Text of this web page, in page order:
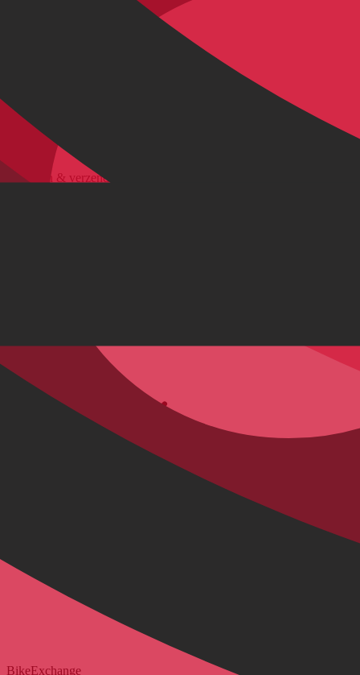
Bestellen & verzenden
Levering & verzending
Betaling & aankoop op afbetaling
Retourneren & Klachten
Service & Hulp
Klant account
Algemene voorwaarden
BikeExchange